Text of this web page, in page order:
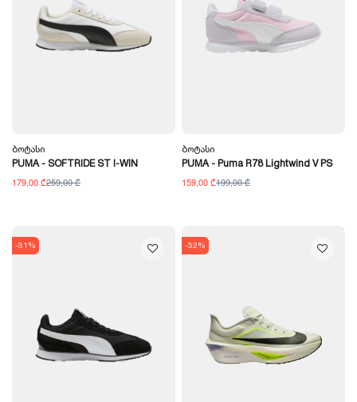
Ბოტასი
PUMA - SOFTRIDE ST I-WIN
179,00 ₾259,00 ₾
Ბოტასი
PUMA - Puma R78 Lightwind V PS
159,00 ₾199,00 ₾
-31% -32%